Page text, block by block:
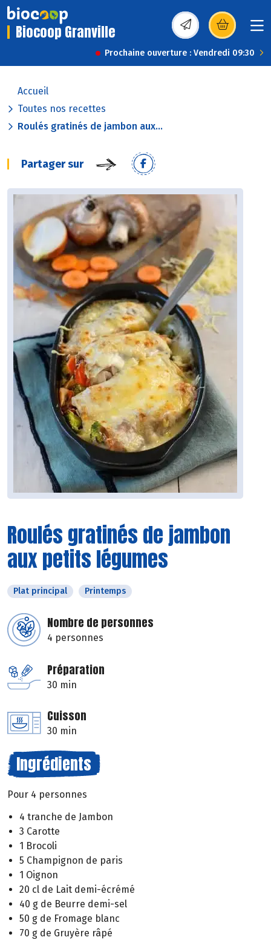
Biocoop Granville (s’ouvre dans une
Prochaine ouverture : Vendredi 09:30
Accueil
Toutes nos recettes
Roulés gratinés de jambon aux...
Partager sur
Roulés gratinés de jambon
aux petits légumes
Plat principal Printemps
Nombre de personnes
4 personnes
Préparation
30 min
Cuisson
30 min
Ingrédients
Pour 4 personnes
4 tranche de Jambon
3 Carotte
1 Brocoli
5 Champignon de paris
1 Oignon
20 cl de Lait demi-écrémé
40 g de Beurre demi-sel
50 g de Fromage blanc
70 g de Gruyère râpé